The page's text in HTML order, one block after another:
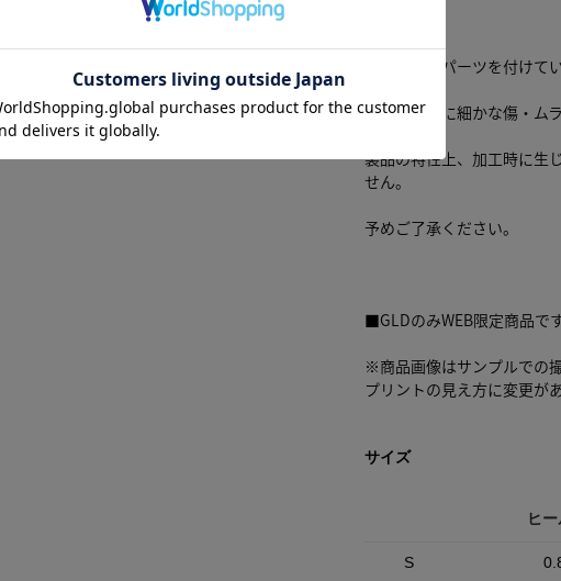
足首に金具パーツを付けて
製品の表面に細かな傷・ム
製品の特性上、加工時に生
せん。
予めご了承ください。
■GLDのみWEB限定商品です
※商品画像はサンプルでの
プリントの見え方に変更が
サイズ
ヒ
S